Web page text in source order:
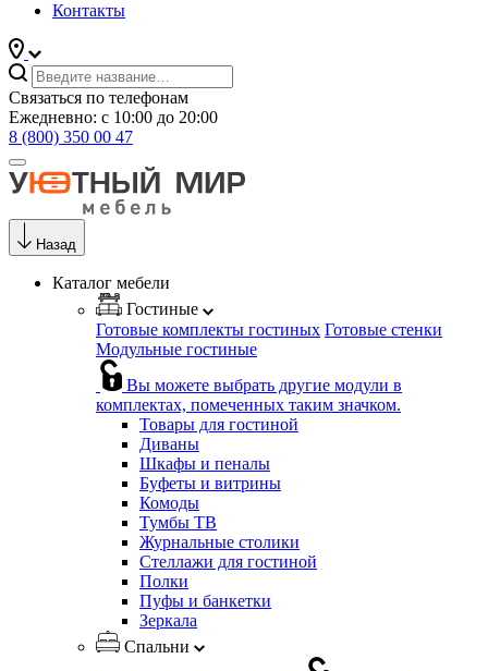
Контакты
Связаться по телефонам
Ежедневно: с 10:00 до 20:00
8 (800) 350 00 47
Назад
Каталог мебели
Гостиные
Готовые комплекты гостиных Готовые стенки
Модульные гостиные
Вы можете выбрать другие модули в
комплектах, помеченных таким значком.
Товары для гостиной
Диваны
Шкафы и пеналы
Буфеты и витрины
Комоды
Тумбы ТВ
Журнальные столики
Стеллажи для гостиной
Полки
Пуфы и банкетки
Зеркала
Спальни